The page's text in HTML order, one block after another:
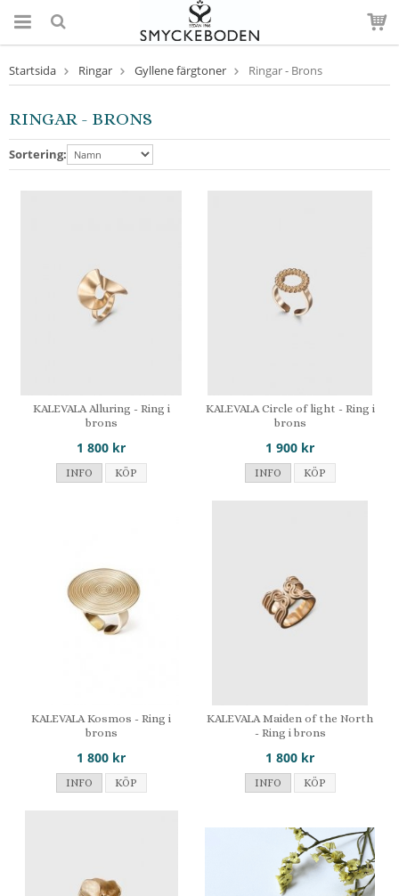
Startsida Ringar Gyllene färgtoner Ringar - Brons
RINGAR - BRONS
Sortering:
KALEVALA Alluring - Ring i
brons
1 800 kr
INFO KÖP
KALEVALA Circle of light - Ring i
brons
1 900 kr
INFO KÖP
KALEVALA Kosmos - Ring i
brons
1 800 kr
INFO KÖP
KALEVALA Maiden of the North
- Ring i brons
1 800 kr
INFO KÖP